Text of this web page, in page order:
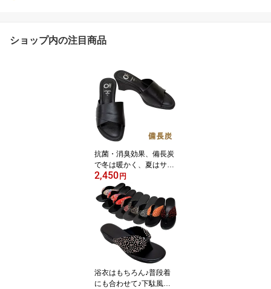
ショップ内の注目商品
抗菌・消臭効果、備長炭
で冬は暖かく、夏はサラ
っと 温熱効果 中敷が
柔らかくて履きやすい安
心の日本製 オフィスサ
ンダルにも使えるウエッ
ジサンダル【売れ筋】
【オススメ】
2,450円
浴衣はもちろん♪普段着
にも合わせて♪下駄風サ